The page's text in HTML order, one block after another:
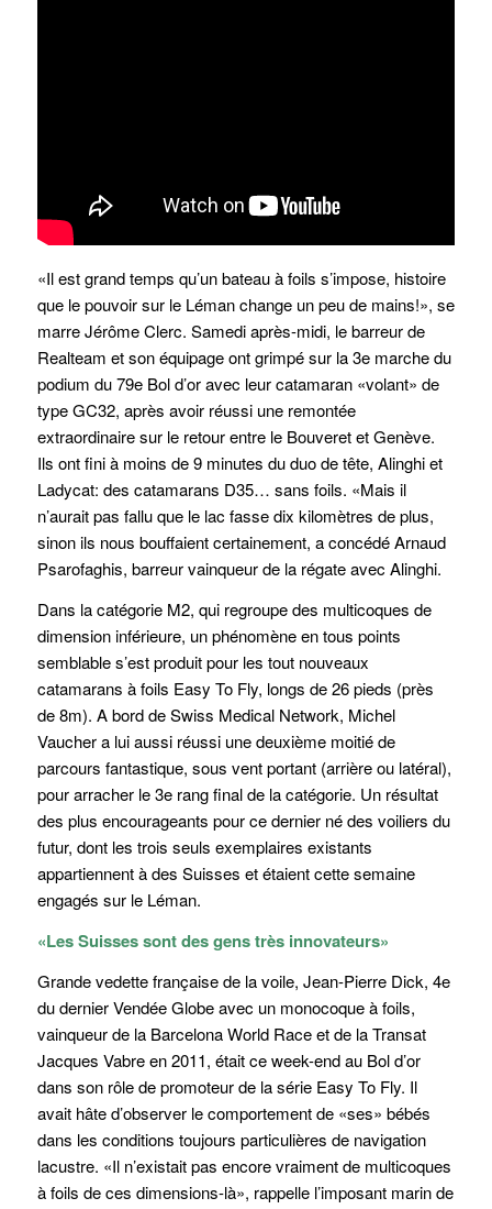
«Il est grand temps qu’un bateau à foils s’impose, histoire
que le pouvoir sur le Léman change un peu de mains!», se
marre Jérôme Clerc. Samedi après-midi, le barreur de
Realteam et son équipage ont grimpé sur la 3e marche du
podium du 79e Bol d’or avec leur catamaran «volant» de
type GC32, après avoir réussi une remontée
extraordinaire sur le retour entre le Bouveret et Genève.
Ils ont fini à moins de 9 minutes du duo de tête, Alinghi et
Ladycat: des catamarans D35… sans foils. «Mais il
n’aurait pas fallu que le lac fasse dix kilomètres de plus,
sinon ils nous bouffaient certainement, a concédé Arnaud
Psarofaghis, barreur vainqueur de la régate avec Alinghi.
Dans la catégorie M2, qui regroupe des multicoques de
dimension inférieure, un phénomène en tous points
semblable s’est produit pour les tout nouveaux
catamarans à foils Easy To Fly, longs de 26 pieds (près
de 8m). A bord de Swiss Medical Network, Michel
Vaucher a lui aussi réussi une deuxième moitié de
parcours fantastique, sous vent portant (arrière ou latéral),
pour arracher le 3e rang final de la catégorie. Un résultat
des plus encourageants pour ce dernier né des voiliers du
futur, dont les trois seuls exemplaires existants
appartiennent à des Suisses et étaient cette semaine
engagés sur le Léman.
«Les Suisses sont des gens très innovateurs»
Grande vedette française de la voile, Jean-Pierre Dick, 4e
du dernier Vendée Globe avec un monocoque à foils,
vainqueur de la Barcelona World Race et de la Transat
Jacques Vabre en 2011, était ce week-end au Bol d’or
dans son rôle de promoteur de la série Easy To Fly. Il
avait hâte d’observer le comportement de «ses» bébés
dans les conditions toujours particulières de navigation
lacustre. «Il n’existait pas encore vraiment de multicoques
à foils de ces dimensions-là», rappelle l’imposant marin de